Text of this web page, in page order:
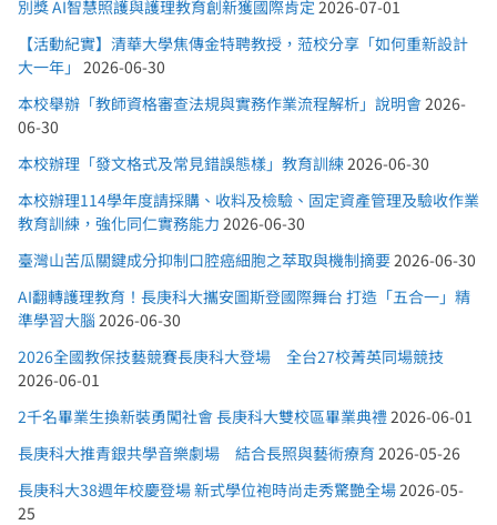
別獎 AI智慧照護與護理教育創新獲國際肯定 2026-07-01
【活動紀實】清華大學焦傳金特聘教授，蒞校分享「如何重新設計
大一年」
2026-06-30
本校舉辦「教師資格審查法規與實務作業流程解析」說明會 2026-
06-30
本校辦理「發文格式及常見錯誤態樣」教育訓練 2026-06-30
本校辦理114學年度請採購、收料及檢驗、固定資產管理及驗收作業
教育訓練，強化同仁實務能力 2026-06-30
臺灣山苦瓜關鍵成分抑制口腔癌細胞之萃取與機制摘要 2026-06-30
AI翻轉護理教育！長庚科大攜安圖斯登國際舞台 打造「五合一」精
準學習大腦 2026-06-30
2026全國教保技藝競賽長庚科大登場 全台27校菁英同場競技
2026-06-01
2千名畢業生換新裝勇闖社會 長庚科大雙校區畢業典禮 2026-06-01
長庚科大推青銀共學音樂劇場 結合長照與藝術療育 2026-05-26
長庚科大38週年校慶登場 新式學位袍時尚走秀驚艷全場 2026-05-
25